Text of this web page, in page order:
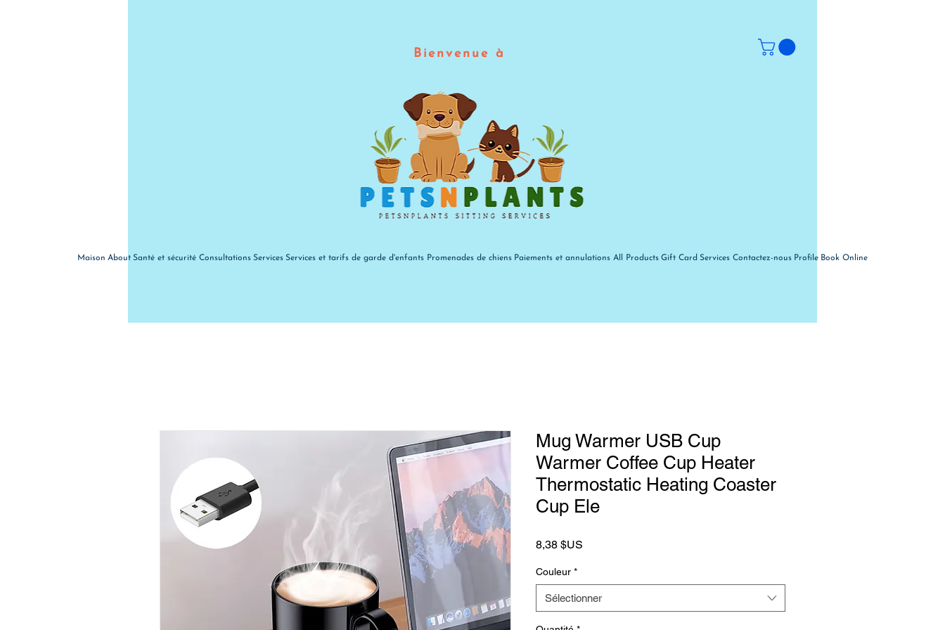
Bienvenue à
Maison About Santé et sécurité Consultations Services Services et tarifs de garde d'enfants Promenades de chiens Paiements et annulations All Products Gift Card Services Contactez-nous Profile Book Online
Mug Warmer USB Cup
Warmer Coffee Cup Heater
Thermostatic Heating Coaster
Cup Ele
8,38 $US
Couleur *
Sélectionner